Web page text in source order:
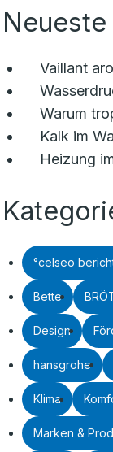
Vaillant
Warum
Kalk im
Heizung
°celseo
Bette
Design
hansgrohe
Klima
Marken &